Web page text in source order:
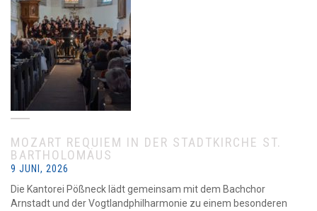
MOZART REQUIEM IN DER STADTKIRCHE ST.
BARTHOLOMÄUS
9 JUNI, 2026
Die Kantorei Pößneck lädt gemeinsam mit dem Bachchor
Arnstadt und der Vogtlandphilharmonie zu einem besonderen